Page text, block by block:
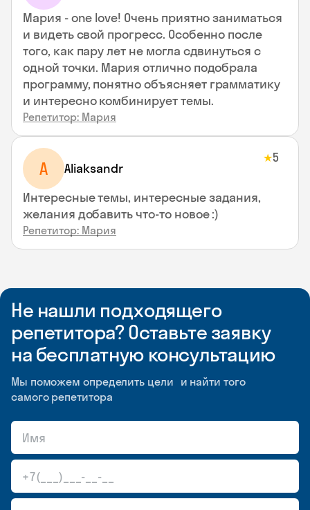
Мария - one love! Очень приятно заниматься
и видеть свой прогресс. Особенно после
того, как пару лет не могла сдвинуться с
одной точки. Мария отлично подобрала
программу, понятно объясняет грамматику
и интересно комбинирует темы.
Репетитор: Мария
A Aliaksandr
★5
Интересные темы, интересные задания,
желания добавить что-то новое :)
Репетитор: Мария
Не нашли подходящего
репетитора? Оставьте заявку
на бесплатную консультацию
Мы поможем определить цели и найти того
самого репетитора